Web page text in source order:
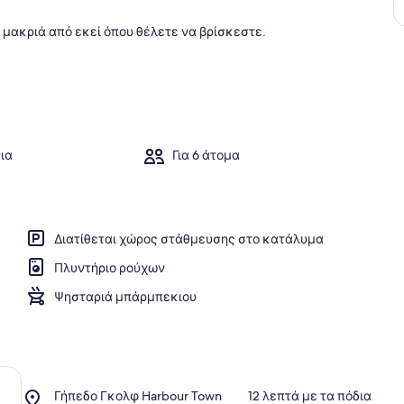
από εκεί όπου θέλετε να βρίσκεστε.
Για 6 άτομα
Διατίθεται χώρος στάθμευσης στο κατάλυμα
Πλυντήριο ρούχων
Ψησταριά μπάρμπεκιου
Γήπεδο Γκολφ Harbour Town
Place,
‪12 λεπτά με τα πόδια‬